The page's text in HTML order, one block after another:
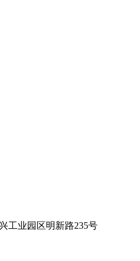
工业园区明新路235号